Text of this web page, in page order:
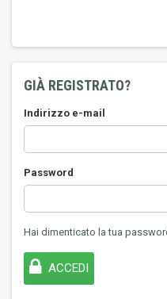
GIÀ REGISTRATO?
Indirizzo e-mail
Password
Hai dimenticato la tua
ACCEDI